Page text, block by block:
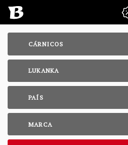
CÁRNICOS
LUKANKA
PAÍS
MARCA